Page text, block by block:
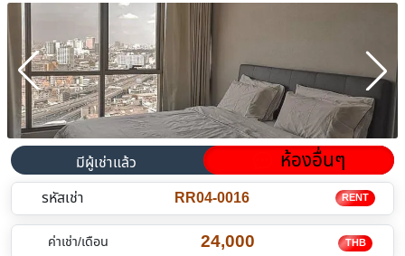
มีผู้เช่าแล้ว ห้องอื่นๆ
รหัสเช่า RR04-0016 RENT
ค่าเช่า/เดือน 24,000 THB